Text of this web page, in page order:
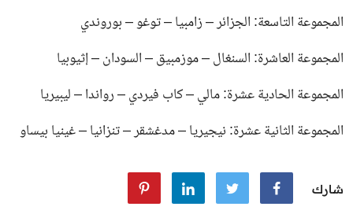
المجموعة التاسعة: الجزائر – زامبيا – توغو – بوروندي
المجموعة العاشرة: السنغال – موزمبيق – السودان – إثيوبيا
المجموعة الحادية عشرة: مالي – كاب فيردي – رواندا – ليبيريا
المجموعة الثانية عشرة: نيجيريا – مدغشقر – تنزانيا – غينيا بيساو
شارك